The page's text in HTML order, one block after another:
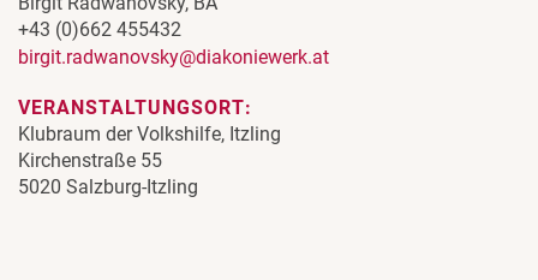
+43 (0)662 455432
birgit.radwanovsky@diakoniewerk.at
VERANSTALTUNGSORT:
Klubraum der Volkshilfe, Itzling
Kirchenstraße 55
5020 Salzburg-Itzling